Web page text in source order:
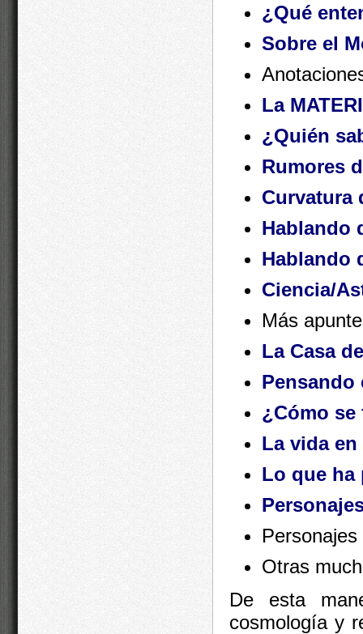
¿Qué
Sobre el
La
¿Quién
Rumores
Curvatura
Hablando
Hablando
Ciencia/
Más
La Casa
Pensando
¿Cómo
La vida
Lo que ha
Otras
De esta
cosmología y